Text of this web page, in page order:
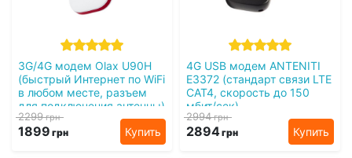
3G/4G модем Olax U90H
(быстрый Интернет по WiFi
в любом месте, разъем
для подключения антенны)
2299грн
1899 грн Купить
4G USB модем ANTENITI
E3372 (стандарт связи LTE
CAT4, скорость до 150
мбит/сек)
2994грн
2894грн Купить